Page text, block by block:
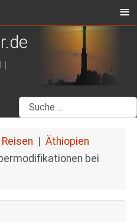
|
Suchen
Reisen
Äthiopien
bei
≡